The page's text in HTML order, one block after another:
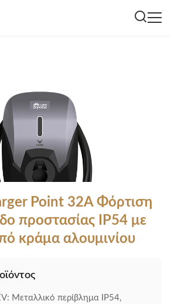
Point 32A Φόρτιση
προστασίας IP54 με
κράμα αλουμινίου
Μεταλλικό περίβλημα IP54,